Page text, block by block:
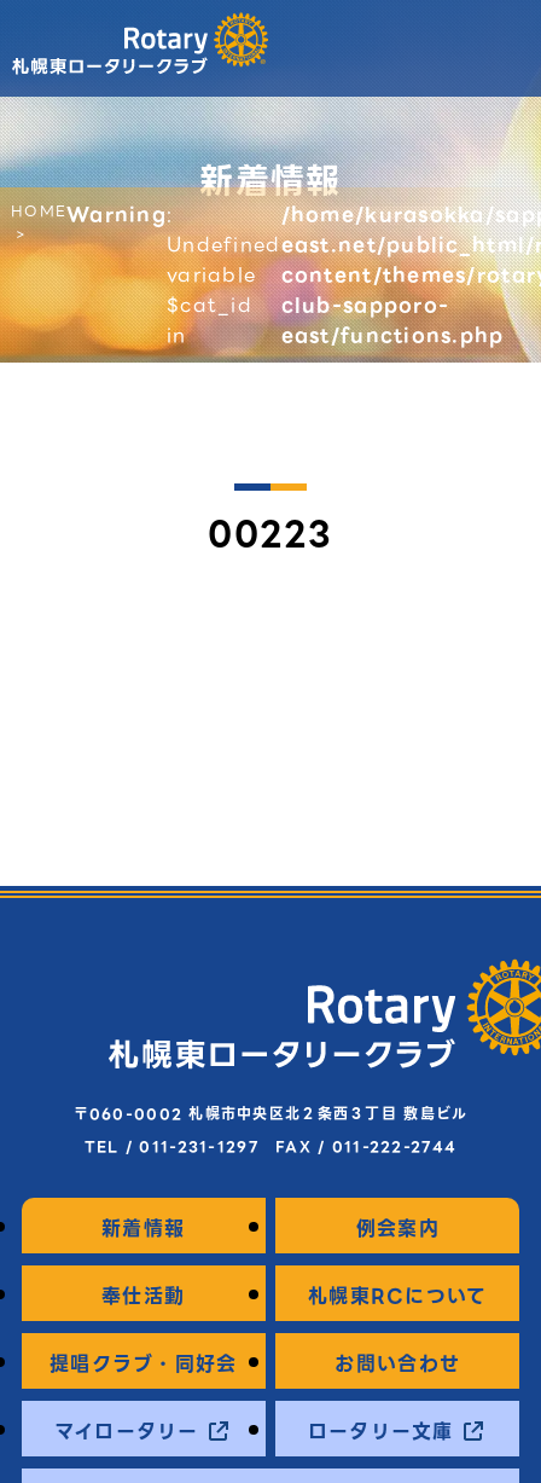
新着情報
HOMEWarning:
Undefined
variable
$cat_id
in
/home/kurasokka/
east.net/
content/themes/
club-sapporo-
east/functions.php
00223
〒060-0002 札幌市中央区北２条西３丁目 敷島ビル
TEL / 011-231-1297 FAX / 011-222-2744
新着情報 例会案内
奉仕活動 札幌東RCについて
提唱クラブ・同好会 お問い合わせ
マイロータリー ロータリー文庫